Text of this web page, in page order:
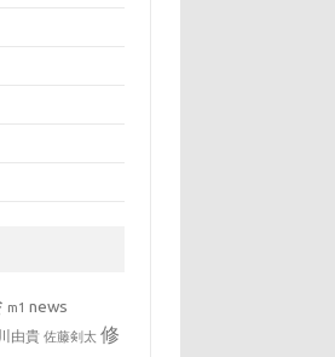
m1 news
由貴 佐藤剣太 修